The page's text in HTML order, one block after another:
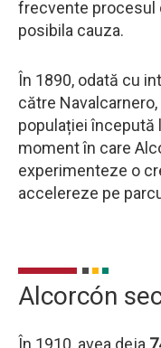
frecvente procesul
posibila cauza.
În 1890, odată cu
către
populației începută
moment în care
experimenteze o
accelereze pe
Alcorcón
În 1910, avea deja